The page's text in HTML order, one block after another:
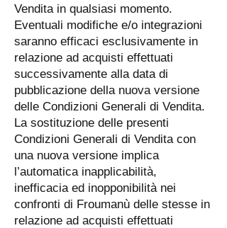
Vendita in qualsiasi momento.
Eventuali modifiche e/o integrazioni
saranno efficaci esclusivamente in
relazione ad acquisti effettuati
successivamente alla data di
pubblicazione della nuova versione
delle Condizioni Generali di Vendita.
La sostituzione delle presenti
Condizioni Generali di Vendita con
una nuova versione implica
l’automatica inapplicabilità,
inefficacia ed inopponibilità nei
confronti di Froumanù delle stesse in
relazione ad acquisti effettuati